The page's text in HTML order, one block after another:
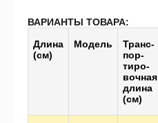
ВАРИАНТЫ ТОВАРА:
Длина
(см)
Модель
Транс­
пор­
тиро­
воч­ная
длина
(см)